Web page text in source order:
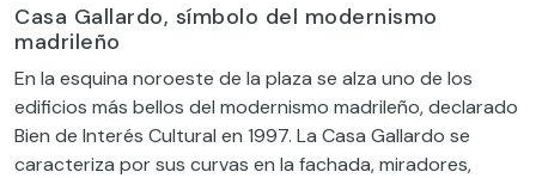
Casa Gallardo, símbolo del modernismo
madrileño
En la esquina noroeste de la plaza se alza uno de los
edificios más bellos del modernismo madrileño,declarado
Bien de Interés Cultural en 1997. La Casa Gallardo se
caracteriza por sus curvas en la fachada, miradores,